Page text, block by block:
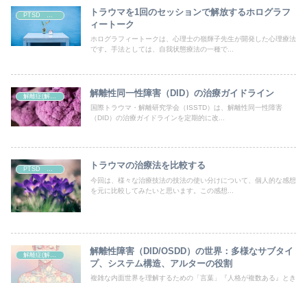
PTSD トラウマ
トラウマを1回のセッションで解放するホログラフ
ィートーク
ホログラフィートークは、心理士の嶺輝子先生が開発した心理療法
です。手法としては、自我状態療法の一種で...
解離性同一性障害（DID）の治療ガイドライン
国際トラウマ・解離研究学会（ISSTD）は、解離性同一性障害
（DID）の治療ガイドラインを定期的に改...
トラウマの治療法を比較する
今回は、様々な治療技法の技法の使い分けについて、個人的な感想
を元に比較してみたいと思います。この感想...
解離性障害（DID/OSDD）の世界：多様なサブタイ
プ、システム構造、アルターの役割
複雑な内面世界を理解するための「言葉」『人格が複数ある』とき